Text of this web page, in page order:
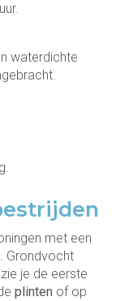
waterdichte
met een
. Grondvocht
je de eerste
plinten of op